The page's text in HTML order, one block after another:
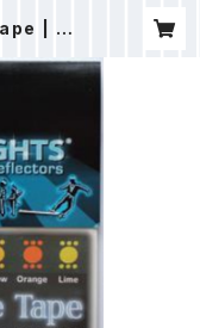
| SP